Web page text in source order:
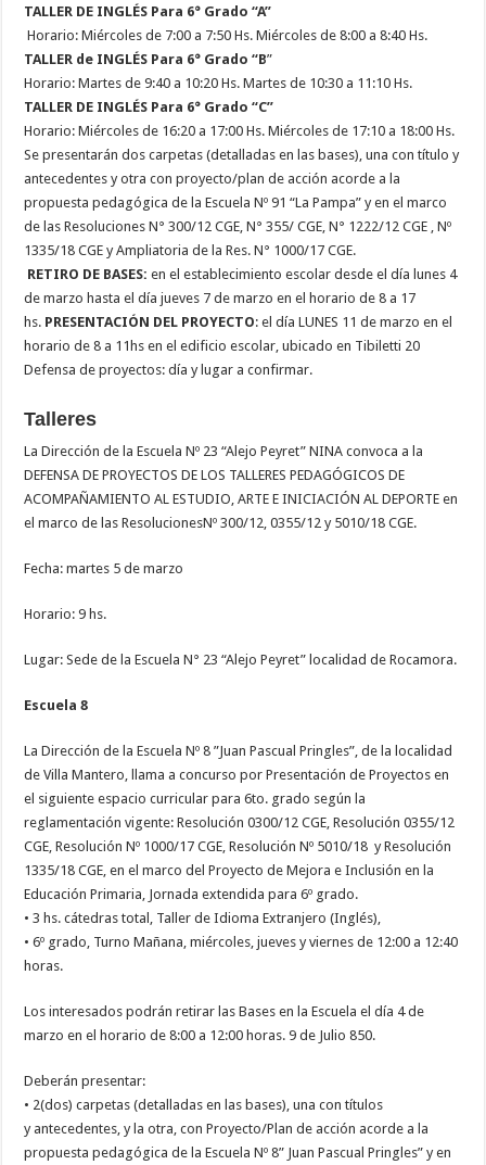
TALLER DE INGLÉS Para 6° Grado “A”
Horario: Miércoles de 7:00 a 7:50 Hs. Miércoles de 8:00 a 8:40 Hs.
TALLER de INGLÉS Para 6° Grado “B”
Horario: Martes de 9:40 a 10:20 Hs. Martes de 10:30 a 11:10 Hs.
TALLER DE INGLÉS Para 6° Grado “C”
Horario: Miércoles de 16:20 a 17:00 Hs. Miércoles de 17:10 a 18:00 Hs.
Se presentarán dos carpetas (detalladas en las bases), una con título y
antecedentes y otra con proyecto/plan de acción acorde a la
propuesta pedagógica de la Escuela Nº 91 “La Pampa” y en el marco
de las Resoluciones N° 300/12 CGE, N° 355/ CGE, N° 1222/12 CGE , Nº
1335/18 CGE y Ampliatoria de la Res. N° 1000/17 CGE.
RETIRO DE BASES: en el establecimiento escolar desde el día lunes 4
de marzo hasta el día jueves 7 de marzo en el horario de 8 a 17
hs. PRESENTACIÓN DEL PROYECTO: el día LUNES 11 de marzo en el
horario de 8 a 11hs en el edificio escolar, ubicado en Tibiletti 20
Defensa de proyectos: día y lugar a confirmar.
Talleres
La Dirección de la Escuela Nº 23 “Alejo Peyret” NINA convoca a la
DEFENSA DE PROYECTOS DE LOS TALLERES PEDAGÓGICOS DE
ACOMPAÑAMIENTO AL ESTUDIO, ARTE E INICIACIÓN AL DEPORTE en
el marco de las ResolucionesNº 300/12, 0355/12 y 5010/18 CGE.
Fecha: martes 5 de marzo
Horario: 9 hs.
Lugar: Sede de la Escuela N° 23 “Alejo Peyret” localidad de Rocamora.
Escuela 8
La Dirección de la Escuela Nº 8 ”Juan Pascual Pringles”, de la localidad
de Villa Mantero, llama a concurso por Presentación de Proyectos en
el siguiente espacio curricular para 6to. grado según la
reglamentación vigente: Resolución 0300/12 CGE, Resolución 0355/12
CGE, Resolución Nº 1000/17 CGE, Resolución Nº 5010/18 y Resolución
1335/18 CGE, en el marco del Proyecto de Mejora e Inclusión en la
Educación Primaria, Jornada extendida para 6º grado.
• 3 hs. cátedras total, Taller de Idioma Extranjero (Inglés),
• 6º grado, Turno Mañana, miércoles, jueves y viernes de 12:00 a 12:40
horas.
Los interesados podrán retirar las Bases en la Escuela el día 4 de
marzo en el horario de 8:00 a 12:00 horas. 9 de Julio 850.
Deberán presentar:
• 2(dos) carpetas (detalladas en las bases), una con títulos
y antecedentes, y la otra, con Proyecto/Plan de acción acorde a la
propuesta pedagógica de la Escuela Nº 8” Juan Pascual Pringles” y en